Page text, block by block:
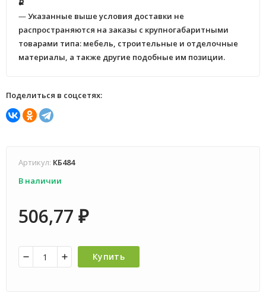
Р
—Указанные выше условия доставки не
распространяются на заказы с крупногабаритными
товарами типа: мебель, строительные и отделочные
материалы, а также другие подобные им позиции.
Поделиться в соцсетях:
Артикул: КБ484
В наличии
506,77 ₽
Купить